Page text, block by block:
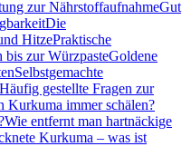
zur NährstoffaufnahmeGut
Die
HitzePraktische
zur WürzpasteGoldene
Selbstgemachte
Häufig gestellte Fragen zur
Kurkuma immer schälen?
Wie entfernt man hartnäckige
Kurkuma – was ist